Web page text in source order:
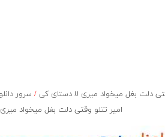
دلت بغل میخواد میری لا دستای کی /سرور
امیر تتلو وقتی دلت بغل میخواد